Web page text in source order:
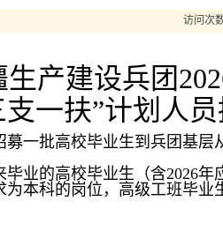
访问次
设兵团2026
”计划人员
一批高校毕业生到兵团基
毕业的高校毕业生（含2026
为本科的岗位，高级工班毕